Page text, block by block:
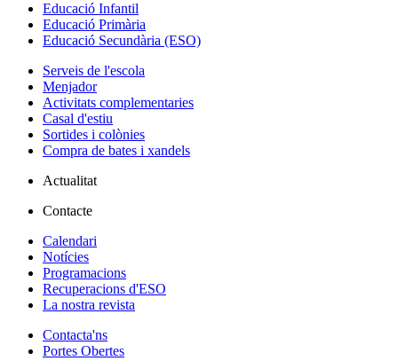
Educació Infantil
Educació Primària
Educació Secundària (ESO)
Serveis de l'escola
Menjador
Activitats complementaries
Casal d'estiu
Sortides i colònies
Compra de bates i xandels
Actualitat
Contacte
Calendari
Notícies
Programacions
Recuperacions d'ESO
La nostra revista
Contacta'ns
Portes Obertes